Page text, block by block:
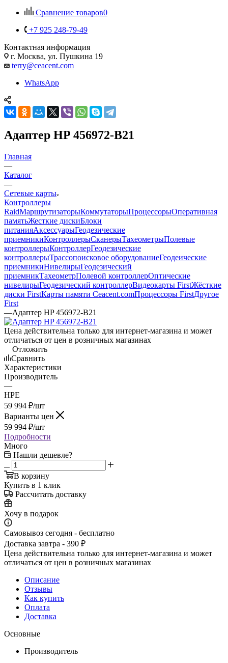
Сравнение товаров0
+7 925 248-79-49
Контактная информация
г. Москва, ул. Пушкина 19
terry@ceacent.com
WhatsApp
Адаптер HP 456972-B21
Главная
—
Каталог
—
Сетевые карты
Контроллеры
RaidМаршрутизаторыКоммутаторыПроцессорыОперативная
памятьЖесткие дискиБлоки
питанияАксессуарыГеодезические
приемникиКонтроллерыСканерыТахеометрыПолевые
контроллерыКонтроллерГеодезические
контроллерыТрассопоисковое оборудованиеГеодеические
приемникиНивелирыГеодезический
приемникТахеометрПолевой контроллерОптические
нивелирыГеодезический контроллерВидеокарты FirstЖёсткие
диски FirstКарты памяти Ceacent.comПроцессоры FirstДругое
First
—Адаптер HP 456972-B21
Цена действительна только для интернет-магазина и может
отличаться от цен в розничных магазинах
Отложить
Сравнить
Характеристики
Производитель
—
HPE
59 994 ₽/шт
Варианты цен
59 994 ₽/шт
Подробности
Много
Нашли дешевле?
В корзину
Купить в 1 клик
Рассчитать доставку
Хочу в подарок
Самовывоз сегодня - бесплатно
Доставка завтра - 390 ₽
Цена действительна только для интернет-магазина и может
отличаться от цен в розничных магазинах
Описание
Отзывы
Как купить
Оплата
Доставка
Основные
Производитель